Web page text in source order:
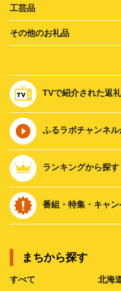
工芸品
その他のお礼品
TVで紹介された返
ふるラボチャンネ
ランキングから探す
番組・特集・キャ
まちから探す
すべて 北海